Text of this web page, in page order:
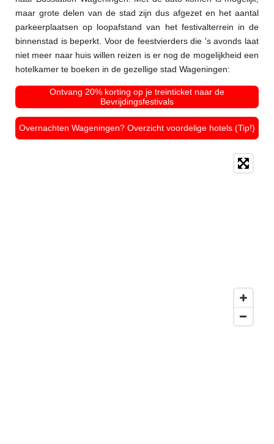
maar grote delen van de stad zijn dus afgezet en het aantal
parkeerplaatsen op loopafstand van het festivalterrein in de
binnenstad is beperkt. Voor de feestvierders die 's avonds laat
niet meer naar huis willen reizen is er nog de mogelijkheid een
hotelkamer te boeken in de gezellige stad Wageningen:
Ontvang 20% korting op je treinticket naar de
Bevrijdingsfestivals
Overnachten Wageningen? Overzicht voordelige hotels (Tip!)